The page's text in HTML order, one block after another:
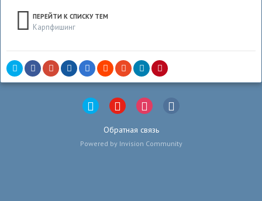
ПЕРЕЙТИ К СПИСКУ ТЕМ
Карпфишинг
Обратная связь
Powered by Invision Community